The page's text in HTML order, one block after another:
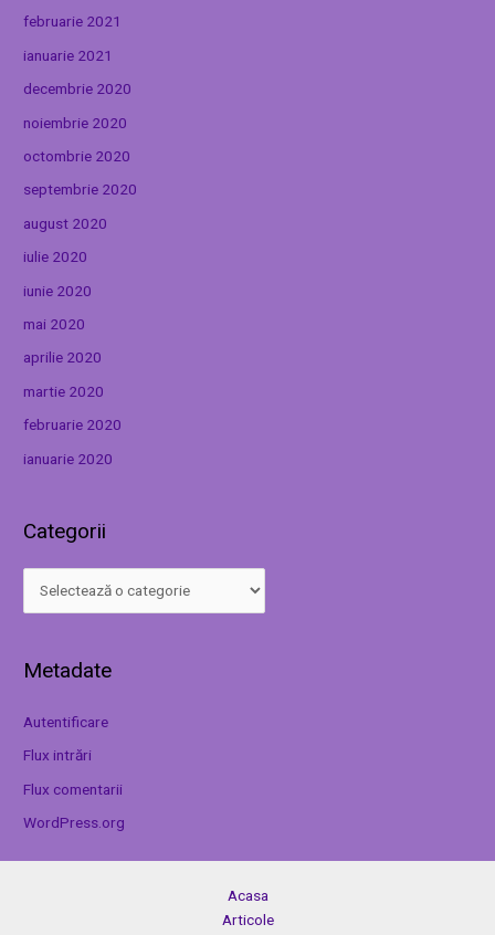
februarie 2021
ianuarie 2021
decembrie 2020
noiembrie 2020
octombrie 2020
septembrie 2020
august 2020
iulie 2020
iunie 2020
mai 2020
aprilie 2020
martie 2020
februarie 2020
ianuarie 2020
Categorii
Metadate
Autentificare
Flux intrări
Flux comentarii
WordPress.org
Acasa
Articole